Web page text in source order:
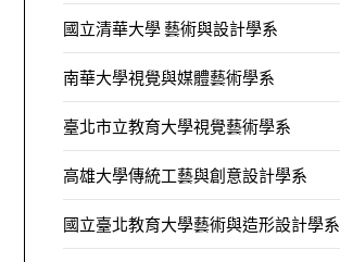
國立清華大學 藝術與設計學系
南華大學視覺與媒體藝術學系
臺北市立教育大學視覺藝術學系
高雄大學傳統工藝與創意設計學系
國立臺北教育大學藝術與造形設計學系